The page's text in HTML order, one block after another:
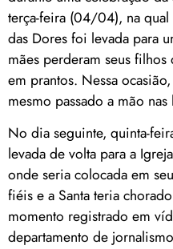
terça-feira (04/04), na
das Dores foi levada para
mães perderam seus filhos
em prantos. Nessa
mesmo passado a mão
No dia seguinte, quinta-
levada de volta para a
onde seria colocada em
fiéis e a Santa teria
momento registrado em
departamento de